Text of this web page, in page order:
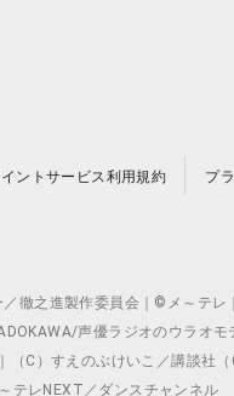
ントサービス利用規約 プ
徹之進製作委員会｜©メ～テレ
声優ラジオのウラオ
C）すえのぶけいこ／講談社
テレNEXT／ダンスチャンネル